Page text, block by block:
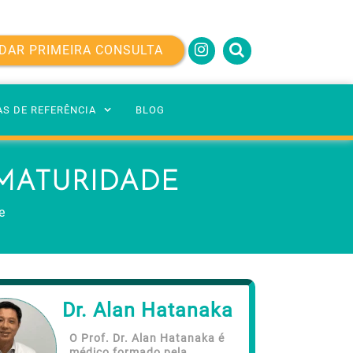
PRIMEIRA CONSULTA
DE REFERÊNCIA BLOG
Dr. Alan Hatanaka
O Prof. Dr. Alan Hatanaka é